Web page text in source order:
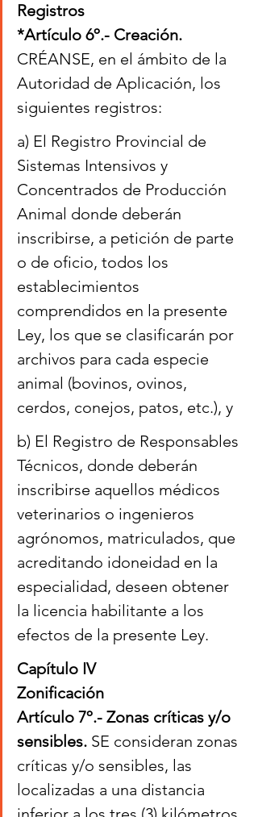
Registros
*Artículo 6º.- Creación.
CRÉANSE, en el ámbito de la
Autoridad de Aplicación, los
siguientes registros:
a) El Registro Provincial de
Sistemas Intensivos y
Concentrados de Producción
Animal donde deberán
inscribirse, a petición de parte
o de oficio, todos los
establecimientos
comprendidos en la presente
Ley, los que se clasificarán por
archivos para cada especie
animal (bovinos, ovinos,
cerdos, conejos, patos, etc.), y
b) El Registro de Responsables
Técnicos, donde deberán
inscribirse aquellos médicos
veterinarios o ingenieros
agrónomos, matriculados, que
acreditando idoneidad en la
especialidad, deseen obtener
la licencia habilitante a los
efectos de la presente Ley.
Capítulo IV
Zonificación
Artículo 7º.- Zonas críticas y/o
sensibles. SE consideran zonas
críticas y/o sensibles, las
localizadas a una distancia